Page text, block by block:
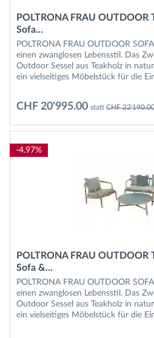
POLTRONA FRAU OUTDOOR
Sofa...
POLTRONA FRAU OUTDOOR
einen zwanglosen Lebensstil. Das
Outdoor Sessel aus Teakholz in
ein vielseitiges Möbelstück für die
CHF 20'995.00 stattCHF
-4.97%
POLTRONA FRAU OUTDOOR
Sofa &...
POLTRONA FRAU OUTDOOR
einen zwanglosen Lebensstil. Das
Outdoor Sessel aus Teakholz in
ein vielseitiges Möbelstück für die